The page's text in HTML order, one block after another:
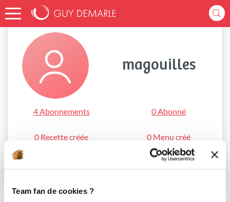
Team fan de cookies ?
Accueil magouilles
magouilles
4 Abonnements 0 Abonné
0 Recette créée 0 Menu créé